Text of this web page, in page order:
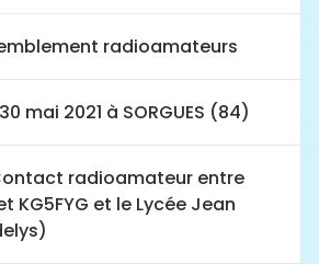
radioamateurs
mai 2021 à SORGUES (84)
radioamateur entre
KG5FYG et le Lycée Jean